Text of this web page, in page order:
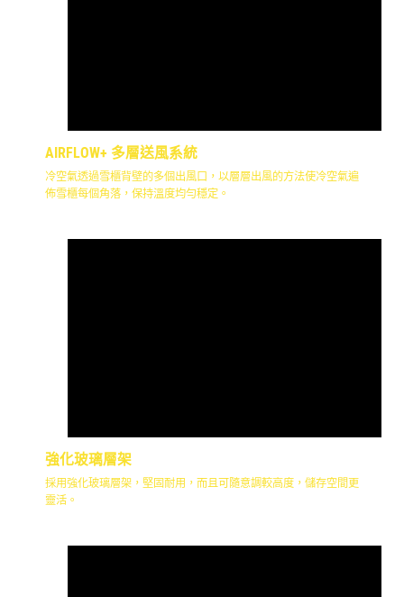
AIRFLOW+ 多層送風系統
冷空氣透過雪櫃背壁的多個出風口，以層層出風的方法使冷空氣遍
佈雪櫃每個角落，保持溫度均勻穩定。
強化玻璃層架
採用強化玻璃層架，堅固耐用，而且可隨意調較高度，儲存空間更
靈活。